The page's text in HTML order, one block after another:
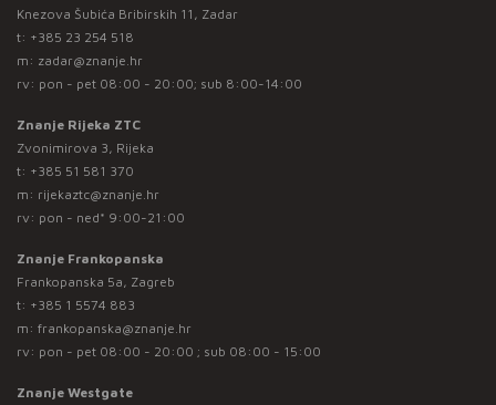
Knezova Šubića Bribirskih 11, Zadar
t: +385 23 254 518
m: zadar@znanje.hr
rv: pon - pet 08:00 - 20:00; sub 8:00-14:00
Znanje Rijeka ZTC
Zvonimirova 3, Rijeka
t: +385 51 581 370
m: rijekaztc@znanje.hr
rv: pon - ned* 9:00-21:00
Znanje Frankopanska
Frankopanska 5a, Zagreb
t: +385 1 5574 883
m: frankopanska@znanje.hr
rv: pon - pet 08:00 - 20:00 ; sub 08:00 - 15:00
Znanje Westgate